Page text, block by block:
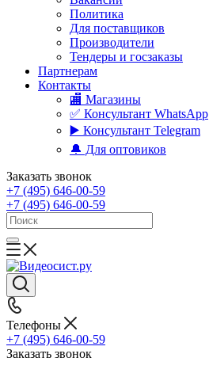
Политика
Для поставщиков
Производители
Тендеры и госзаказы
Партнерам
Контакты
🏬 Магазины
✅️ Консультант WhatsApp
▶️ Консультант Telegram
🔔 Для оптовиков
Заказать звонок
+7 (495) 646-00-59
+7 (495) 646-00-59
Телефоны
+7 (495) 646-00-59
Заказать звонок